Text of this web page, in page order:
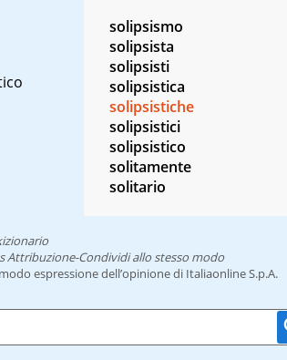
solipsismo
solipsista
solipsisti
solipsistica
solipsistiche
solipsistici
solipsistico
solitamente
solitario
Attribuzione-Condividi allo stesso modo
espressione dell’opinione di Italiaonline S.p.A.